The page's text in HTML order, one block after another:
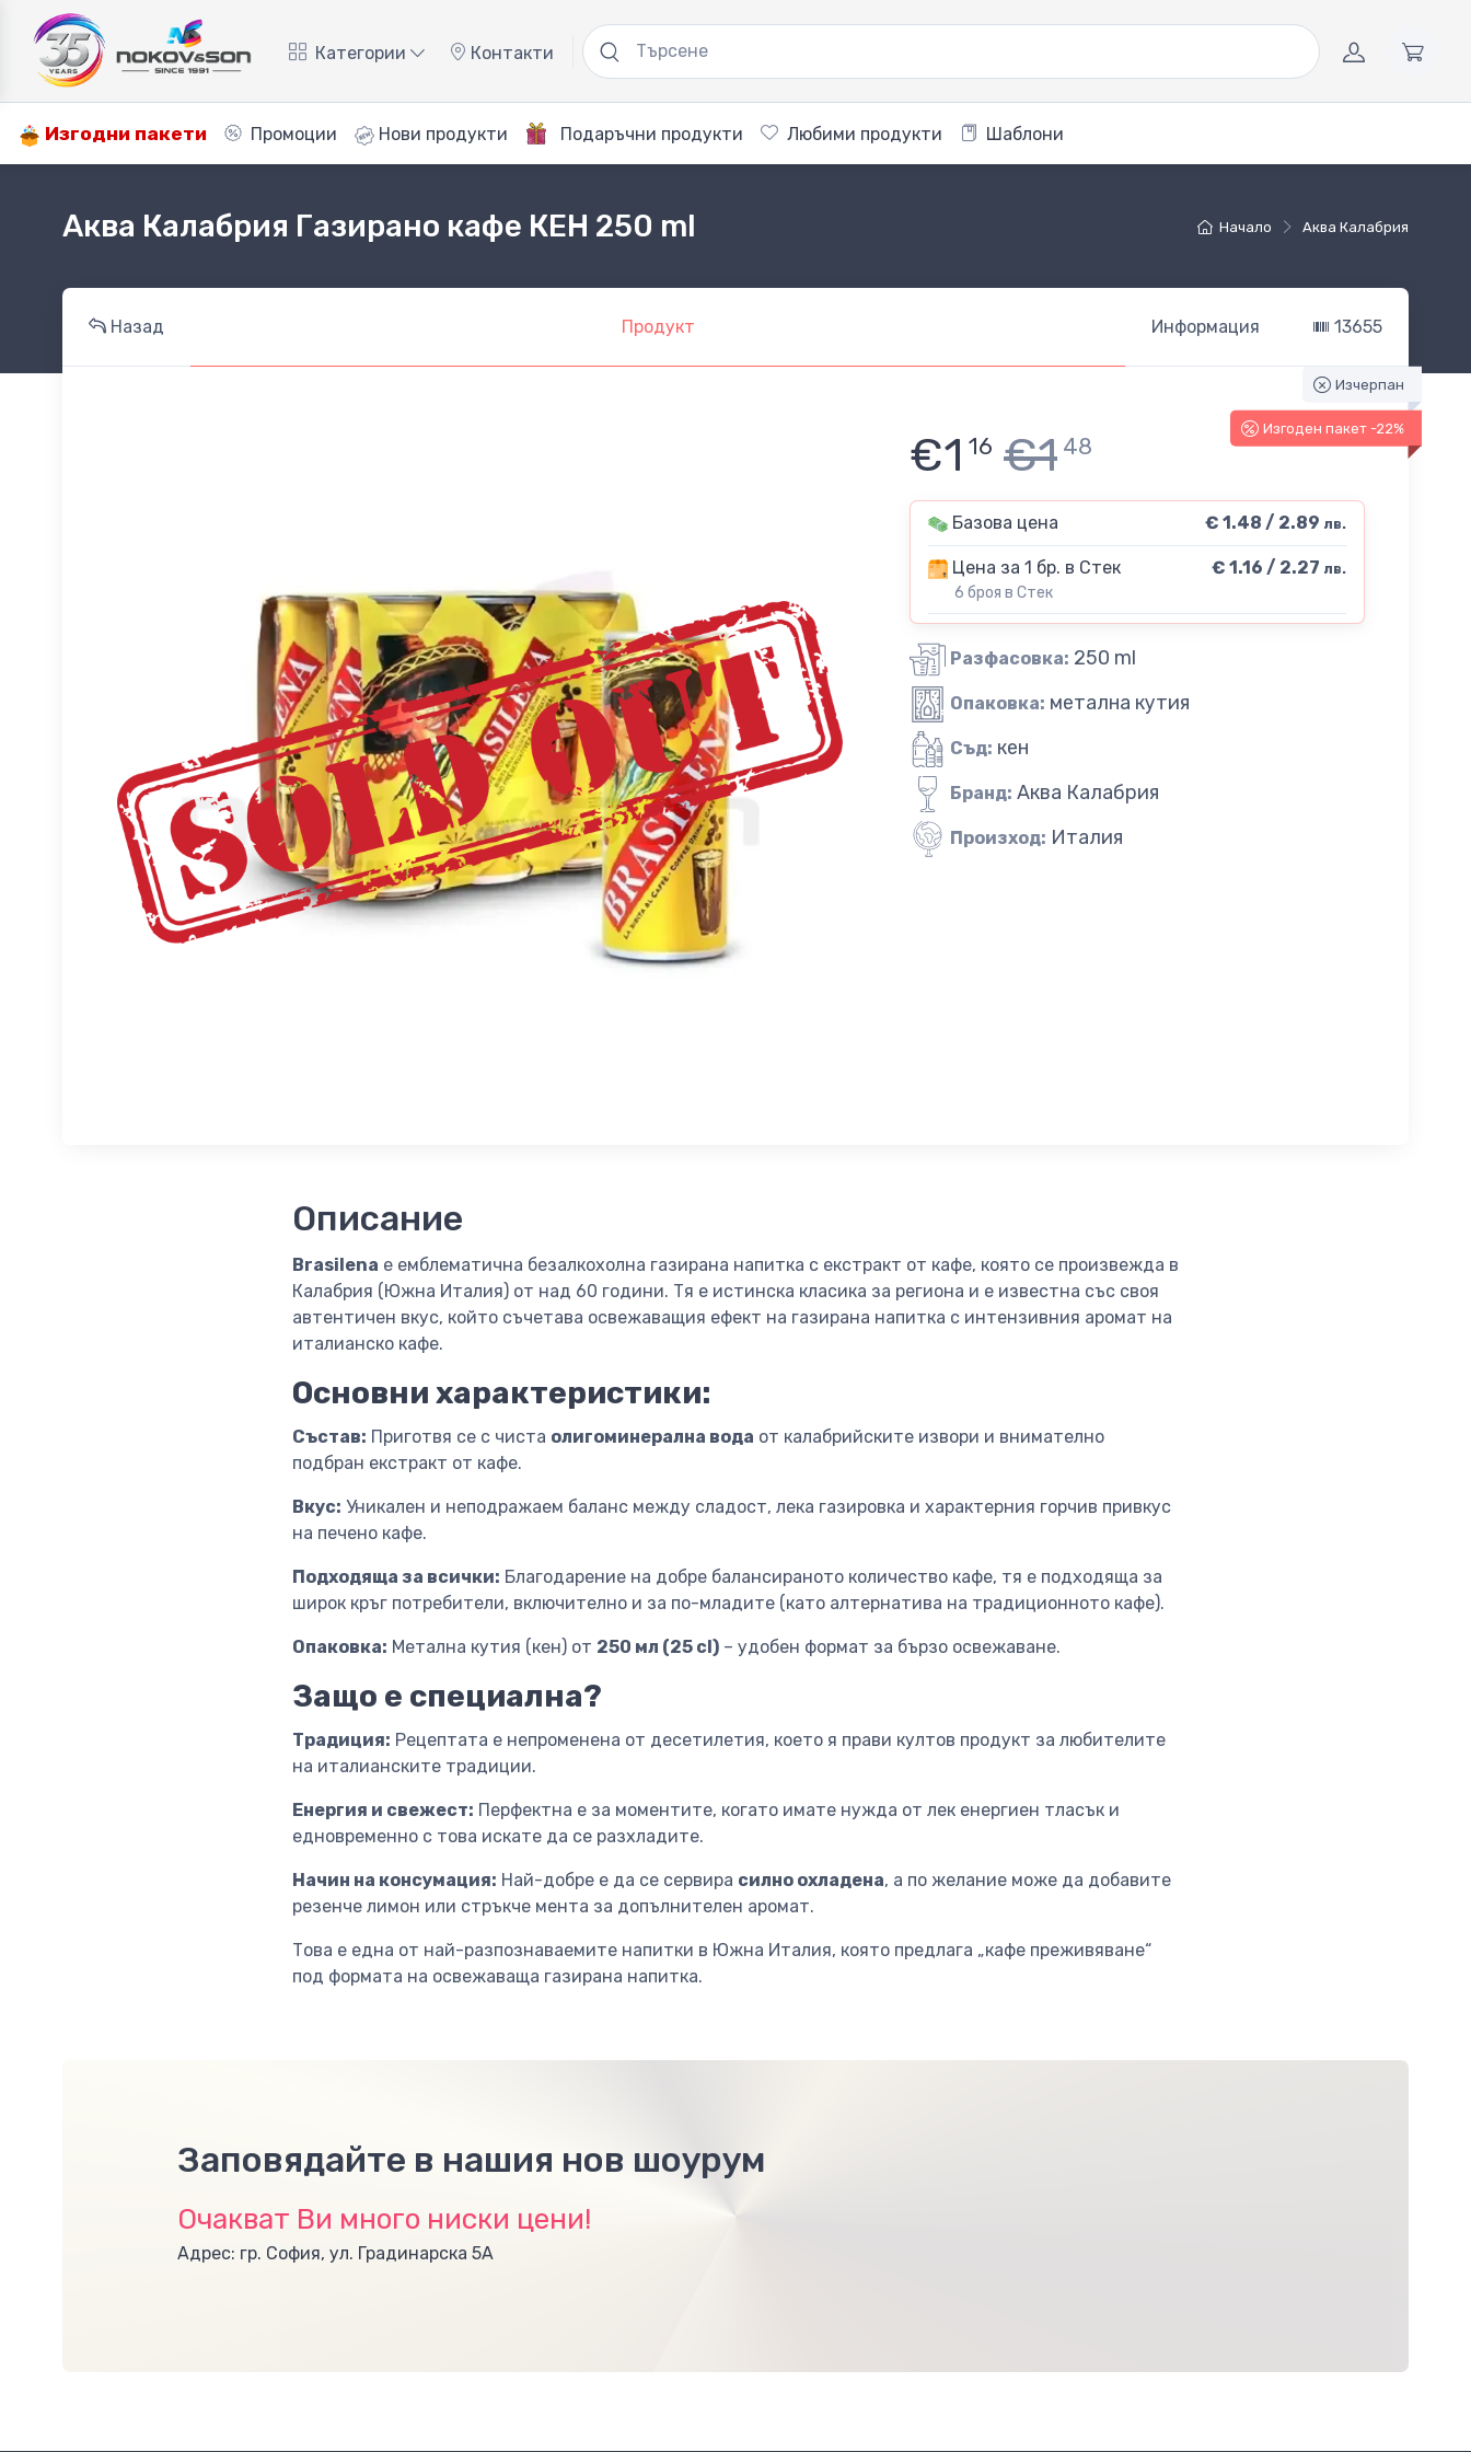
Категории Контакти
Изгодни пакети Промоции Нови продукти Подаръчни продукти Любими продукти Шаблони
Начало Аква Калабрия
Аква Калабрия Газирано кафе КЕН 250 ml
Назад Продукт Информация 13655
Изчерпан
Изгоден пакет -22%
€1 16 €1 48
Базова цена € 1.48 / 2.89 лв.
Цена за 1 бр. в Стек
6 броя в Стек
€ 1.16 / 2.27 лв.
Разфасовка: 250 ml
Опаковка: метална кутия
Съд: кен
Бранд: Аква Калабрия
Произход: Италия
Описание
Brasilena е емблематична безалкохолна газирана напитка с екстракт от кафе, която се произвежда в
Калабрия (Южна Италия) от над 60 години. Тя е истинска класика за региона и е известна със своя
автентичен вкус, който съчетава освежаващия ефект на газирана напитка с интензивния аромат на
италианско кафе.
Основни характеристики:
Състав: Приготвя се с чиста олигоминерална вода от калабрийските извори и внимателно
подбран екстракт от кафе.
Вкус: Уникален и неподражаем баланс между сладост, лека газировка и характерния горчив привкус
на печено кафе.
Подходяща за всички: Благодарение на добре балансираното количество кафе, тя е подходяща за
широк кръг потребители, включително и за по-младите (като алтернатива на традиционното кафе).
Опаковка: Метална кутия (кен) от 250 мл (25 cl) – удобен формат за бързо освежаване.
Защо е специална?
Традиция: Рецептата е непроменена от десетилетия, което я прави култов продукт за любителите
на италианските традиции.
Енергия и свежест: Перфектна е за моментите, когато имате нужда от лек енергиен тласък и
едновременно с това искате да се разхладите.
Начин на консумация: Най-добре е да се сервира силно охладена, а по желание може да добавите
резенче лимон или стръкче мента за допълнителен аромат.
Това е една от най-разпознаваемите напитки в Южна Италия, която предлага „кафе преживяване“
под формата на освежаваща газирана напитка.
Заповядайте в нашия нов шоурум
Очакват Ви много ниски цени!
Адрес: гр. София, ул. Градинарска 5А